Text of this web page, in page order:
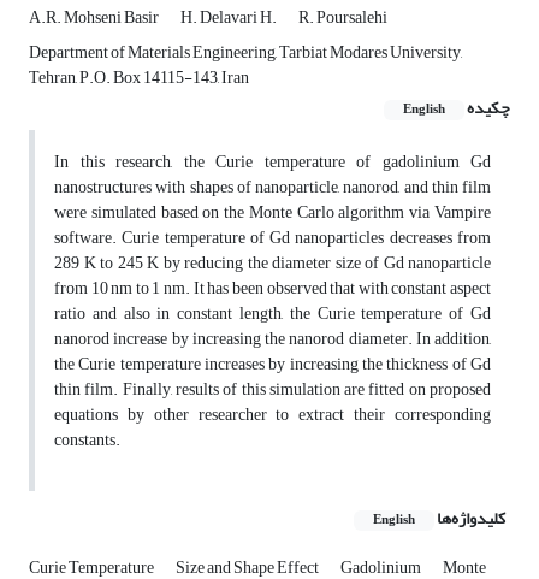
A.R. Mohseni Basir H. Delavari H.
R. Poursalehi
Department of Materials Engineering, Tarbiat Modares University,
Tehran, P.O. Box 14115-143, Iran
چکیده
English
In this research, the Curie temperature of gadolinium Gd
nanostructures with shapes of nanoparticle, nanorod, and thin film
were simulated based on the Monte Carlo algorithm via Vampire
software. Curie temperature of Gd nanoparticles decreases from
289 K to 245 K by reducing the diameter size of Gd nanoparticle
from 10 nm to 1 nm. It has been observed that with constant aspect
ratio and also in constant length, the Curie temperature of Gd
nanorod increase by increasing the nanorod diameter. In addition,
the Curie temperature increases by increasing the thickness of Gd
thin film. Finally, results of this simulation are fitted on proposed
equations by other researcher to extract their corresponding
constants.
کلیدواژه‌ها English
Curie Temperature Size and Shape Effect Gadolinium Monte